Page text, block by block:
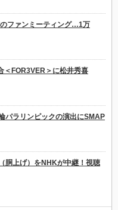
ファンミーティング…1万
＜FOR3VER＞に松井秀喜
パラリンピックの演出にSMAP
胴上げ）をNHKが中継！視聴